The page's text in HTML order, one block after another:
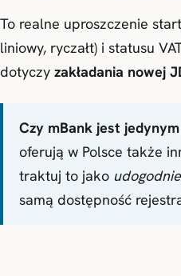
To realne uproszczenie
liniowy, ryczałt) i statusu
dotyczy zakładania nowej
Czy mBank jest
oferują w Polsce także
traktuj to jako
samą dostępność